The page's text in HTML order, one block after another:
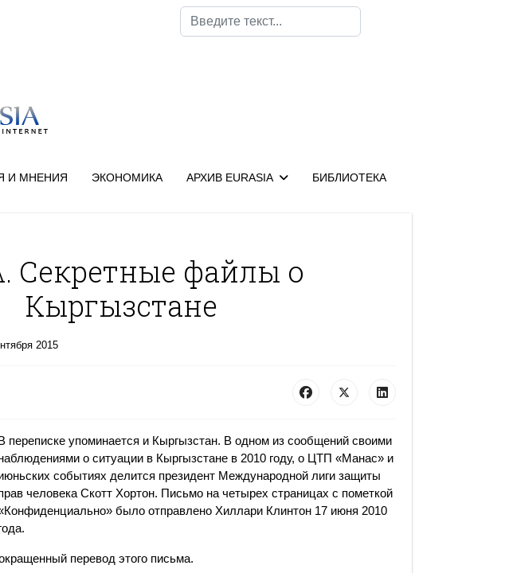
Поиск
И МНЕНИЯ ЭКОНОМИКА АРХИВ EURASIA БИБЛИОТЕКА
Секретные файлы о
Кыргызстане
2015
переписке упоминается и Кыргызстан. В одном из сообщений своими
о ситуации в Кыргызстане в 2010 году, о ЦТП «Манас» и
событиях делится президент Международной лиги защиты
человека Скотт Хортон. Письмо на четырех страницах с пометкой
было отправлено Хиллари Клинтон 17 июня 2010
перевод этого письма.